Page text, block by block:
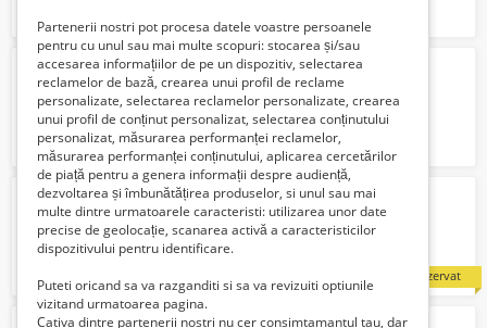
depozite castraveti germ
2000 Euro €
rezervat
Responsabil controlul calitatii
Verifica cu vanzatorul
Partenerii nostri pot procesa datele voastre persoanele
pentru cu unul sau mai multe scopuri: stocarea și/sau
accesarea informațiilor de pe un dispozitiv, selectarea
reclamelor de bază, crearea unui profil de reclame
personalizate, selectarea reclamelor personalizate, crearea
unui profil de conținut personalizat, selectarea conținutului
personalizat, măsurarea performanței reclamelor,
măsurarea performanței conținutului, aplicarea cercetărilor
de piață pentru a genera informații despre audiență,
dezvoltarea și îmbunătățirea produselor, si unul sau mai
multe dintre urmatoarele caracteristi: utilizarea unor date
precise de geolocație, scanarea activă a caracteristicilor
dispozitivului pentru identificare.
Puteti oricand sa va razganditi si sa va revizuiti optiunile
vizitand urmatoarea pagina.
Cativa dintre partenerii nostri nu cer consimtamantul tau, dar